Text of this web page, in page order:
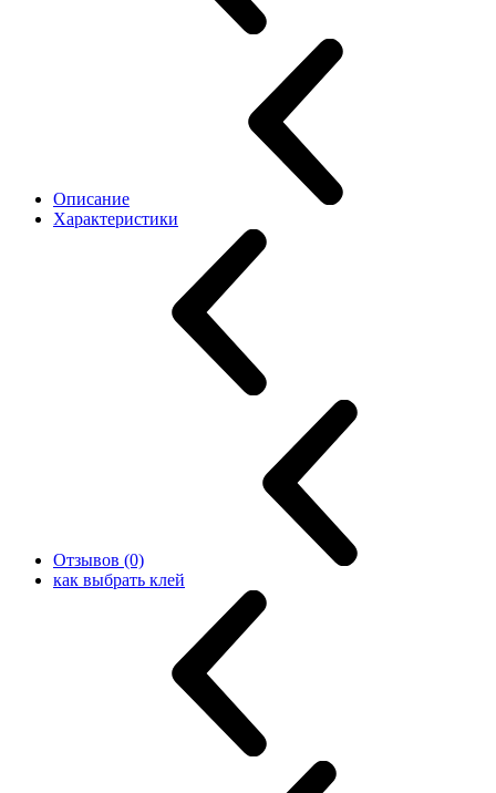
Описание
Характеристики
Отзывов (0)
как выбрать клей